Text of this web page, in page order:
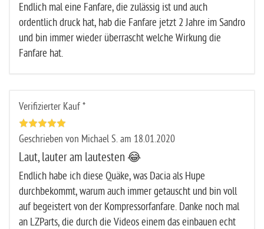
Endlich mal eine Fanfare, die zulässig ist und auch
ordentlich druck hat, hab die Fanfare jetzt 2 Jahre im Sandro
und bin immer wieder überrascht welche Wirkung die
Fanfare hat.
Verifizierter Kauf *
Geschrieben von Michael S. am 18.01.2020
Laut, lauter am lautesten 😂
Endlich habe ich diese Quäke, was Dacia als Hupe
durchbekommt, warum auch immer getauscht und bin voll
auf begeistert von der Kompressorfanfare. Danke noch mal
an LZParts, die durch die Videos einem das einbauen echt